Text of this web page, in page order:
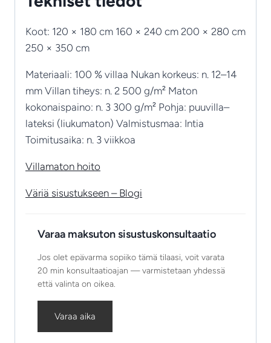
Koot: 120 × 180 cm 160 × 240 cm 200 × 280 cm
250 × 350 cm
Materiaali: 100 % villaa Nukan korkeus: n. 12–14
mm Villan tiheys: n. 2 500 g/m² Maton
kokonaispaino: n. 3 300 g/m² Pohja: puuvilla–
lateksi (liukumaton) Valmistusmaa: Intia
Toimitusaika: n. 3 viikkoa
Villamaton hoito
Väriä sisustukseen – Blogi
Varaa maksuton sisustuskonsultaatio
Jos olet epävarma sopiiko tämä tilaasi, voit varata
20 min konsultaatioajan — varmistetaan yhdessä
että valinta on oikea.
Varaa aika